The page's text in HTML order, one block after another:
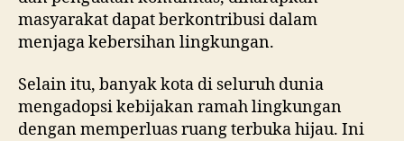
masyarakat dapat berkontribusi dalam
menjaga kebersihan lingkungan.
Selain itu, banyak kota di seluruh dunia
mengadopsi kebijakan ramah lingkungan
dengan memperluas ruang terbuka hijau. Ini